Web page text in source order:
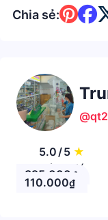
Chia sẻ:
5.0/5 ★
Đánh giá
395.000 ₫
110.000₫